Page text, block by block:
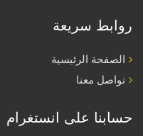
روابط سريعة
الصفحة الرئيسية
تواصل معنا
حسابنا على انستغرام